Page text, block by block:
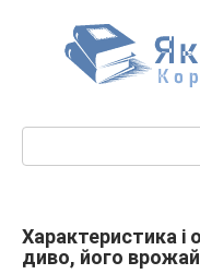
Характеристика
диво, його